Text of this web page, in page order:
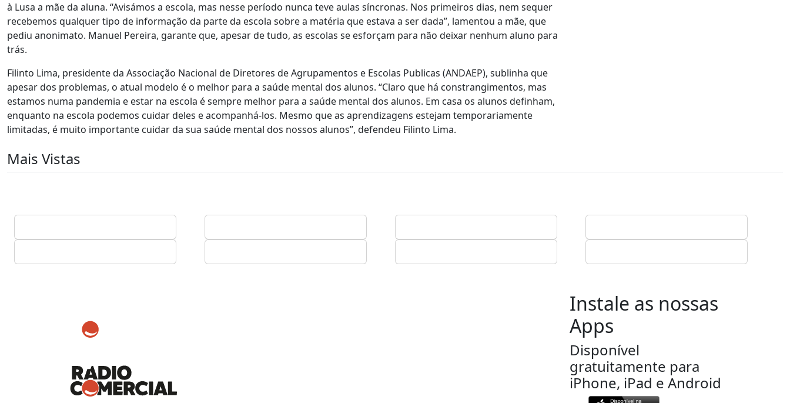
à Lusa a mãe da aluna. “Avisámos a escola, mas nesse período nunca teve aulas síncronas. Nos primeiros dias, nem sequer
recebemos qualquer tipo de informação da parte da escola sobre a matéria que estava a ser dada”, lamentou a mãe, que
pediu anonimato. Manuel Pereira, garante que, apesar de tudo, as escolas se esforçam para não deixar nenhum aluno para
trás.
Filinto Lima, presidente da Associação Nacional de Diretores de Agrupamentos e Escolas Publicas (ANDAEP), sublinha que
apesar dos problemas, o atual modelo é o melhor para a saúde mental dos alunos. “Claro que há constrangimentos, mas
estamos numa pandemia e estar na escola é sempre melhor para a saúde mental dos alunos. Em casa os alunos definham,
enquanto na escola podemos cuidar deles e acompanhá-los. Mesmo que as aprendizagens estejam temporariamente
limitadas, é muito importante cuidar da sua saúde mental dos nossos alunos”, defendeu Filinto Lima.
Mais Vistas
Instale as nossas
Apps
Disponível
gratuitamente para
iPhone, iPad e Android